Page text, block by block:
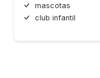
mascotas
club infantil